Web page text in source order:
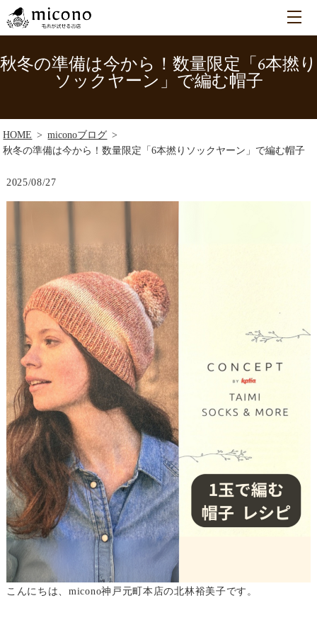
秋冬の準備は今から！数量限定「6本撚り
ソックヤーン」で編む帽子
HOME
miconoブログ
秋冬の準備は今から！数量限定「6本撚りソックヤーン」で編む帽子
2025/08/27
こんにちは、micono神戸元町本店の北林裕美子です。